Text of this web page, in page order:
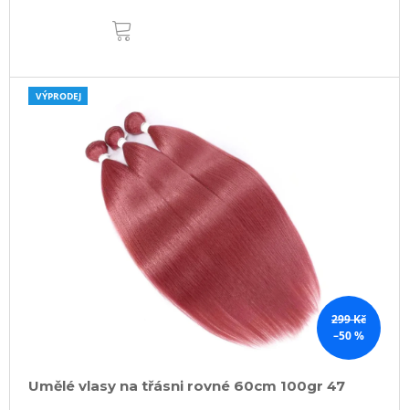
299 Kč
–50 %
VÝPRODEJ
Umělé vlasy na třásni rovné 60cm 100gr 47